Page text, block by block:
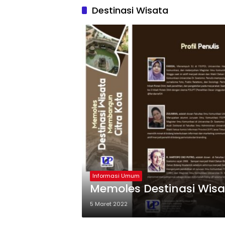
Destinasi Wisata
Informasi Umum
Memoles Destinasi
5 Maret 2022